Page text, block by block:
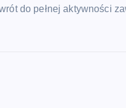
do pełnej aktywności